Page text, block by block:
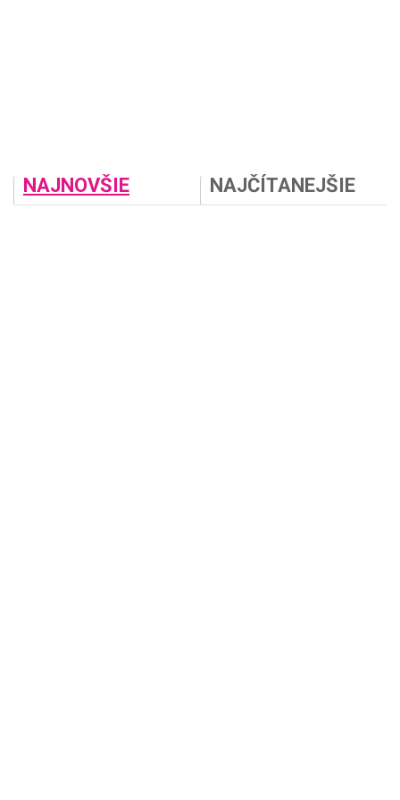
NAJNOVŠIE NAJČÍTANEJŠIE